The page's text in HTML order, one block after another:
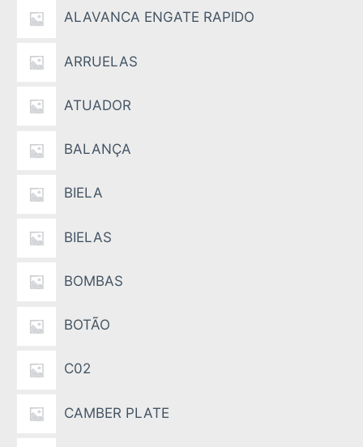
ALAVANCA ENGATE RAPIDO
ARRUELAS
ATUADOR
BALANÇA
BIELA
BIELAS
BOMBAS
BOTÃO
C02
CAMBER PLATE